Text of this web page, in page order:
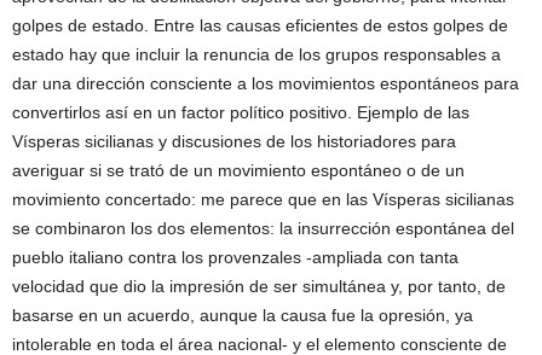
golpes de estado. Entre las causas eficientes de estos golpes de
estado hay que incluir la renuncia de los grupos responsables a
dar una dirección consciente a los movimientos espontáneos para
convertirlos así en un factor político positivo. Ejemplo de las
Vísperas sicilianas y discusiones de los historiadores para
averiguar si se trató de un movimiento espontáneo o de un
movimiento concertado: me parece que en las Vísperas sicilianas
se combinaron los dos elementos: la insurrección espontánea del
pueblo italiano contra los provenzales -ampliada con tanta
velocidad que dio la impresión de ser simultánea y, por tanto, de
basarse en un acuerdo, aunque la causa fue la opresión, ya
intolerable en toda el área nacional- y el elemento consciente de